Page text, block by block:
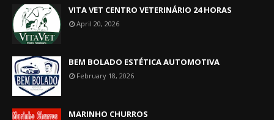
VITA VET CENTRO VETERINÁRIO 24 HORAS
April 20, 2026
BEM BOLADO ESTÉTICA AUTOMOTIVA
February 18, 2026
MARINHO CHURROS